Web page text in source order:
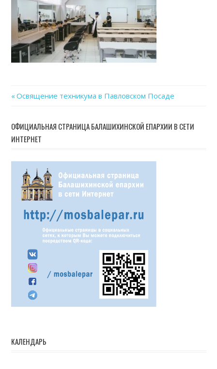
по
записям
Previous
Освящение техникума в Павловском Посаде
ОФИЦИАЛЬНАЯ СТРАНИЦА БАЛАШИХИНСКОЙ ЕПАРХИИ В СЕТИ
ИНТЕРНЕТ
КАЛЕНДАРЬ